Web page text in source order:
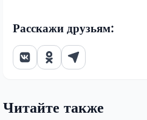
Расскажи друзьям:
Читайте также